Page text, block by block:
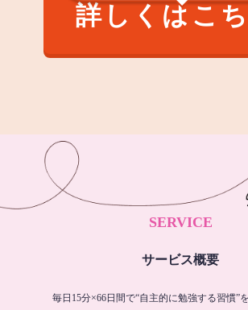
詳しくはこ
SERVICE
サービス概要
毎日15分×66日間で“自主的に勉強する習慣”